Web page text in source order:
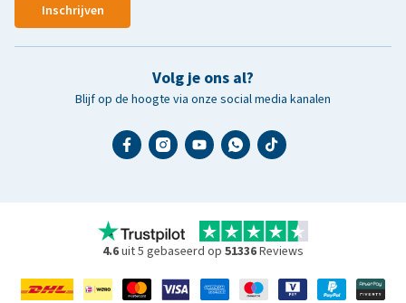
Inschrijven
Volg je ons al?
Blijf op de hoogte via onze social media kanalen
4.6uit 5 gebaseerd op 51336Reviews